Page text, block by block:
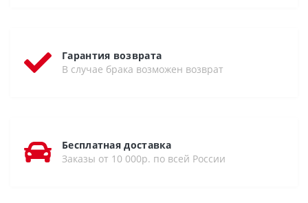
Гарантия возврата
В случае брака возможен возврат
Бесплатная доставка
Заказы от 10 000р. по всей России